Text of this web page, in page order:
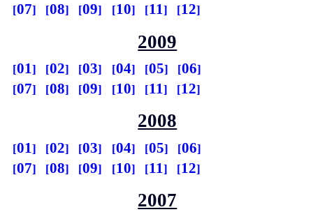
07
08 09 10 11 12
2009
01 02 03 04 05
06
07
08 09 10 11 12
2008
01 02 03 04 05
06
07
08 09 10 11 12
2007